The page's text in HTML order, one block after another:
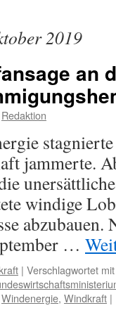
2019
an
Redaktion
jammerte.
windige
abzubauen.
…
| Verschlagwortet mit
Windenergie, Windkraft |